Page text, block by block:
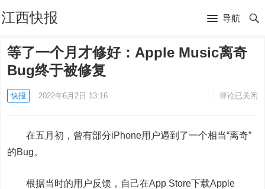
江西快报 导航
等了一个月才修好：Apple Music离奇
Bug终于被修复
快报 2022年6月2日 13:16 评论已关闭
在五月初，曾有部分iPhone用户遇到了一个相当“离奇”
的Bug。
根据当时的用户反馈，自己在App Store下载Apple